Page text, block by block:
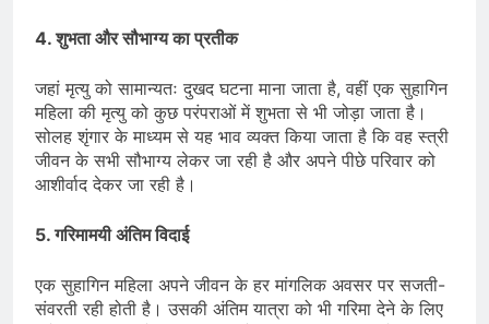
4. शुभता और सौभाग्य का प्रतीक
जहां मृत्यु को सामान्यतः दुखद घटना माना जाता है, वहीं एक सुहागिन
महिला की मृत्यु को कुछ परंपराओं में शुभता से भी जोड़ा जाता है।
सोलह शृंगार के माध्यम से यह भाव व्यक्त किया जाता है कि वह स्त्री
जीवन के सभी सौभाग्य लेकर जा रही है और अपने पीछे परिवार को
आशीर्वाद देकर जा रही है।
5. गरिमामयी अंतिम विदाई
एक सुहागिन महिला अपने जीवन के हर मांगलिक अवसर पर सजती-
संवरती रही होती है। उसकी अंतिम यात्रा को भी गरिमा देने के लिए